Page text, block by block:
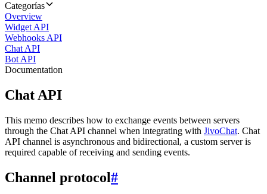
Categorías
Overview
Widget API
Webhooks API
Chat API
Bot API
Documentation
Chat API
This memo describes how to exchange events between servers
through the Chat API channel when integrating with JivoChat. Chat
API channel is asynchronous and bidirectional, a custom server is
required capable of receiving and sending events.
Channel protocol#